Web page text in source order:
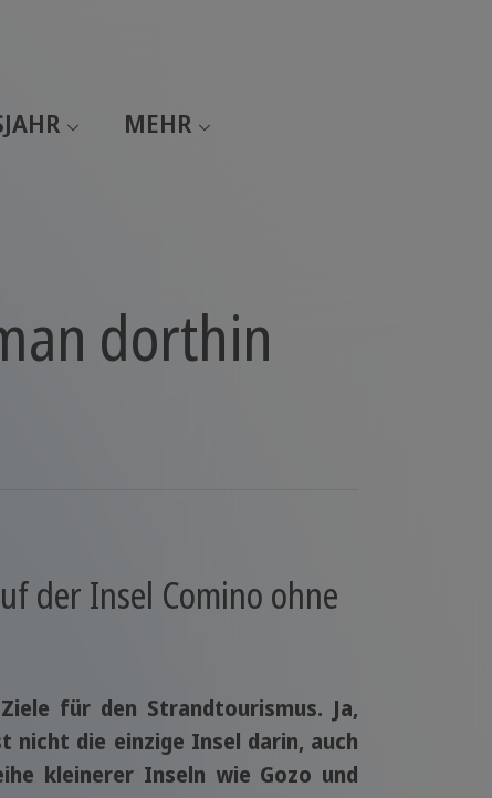
MEHR
dorthin
der Insel Comino ohne
für den Strandtourismus. Ja,
nicht die einzige Insel darin, auch
kleinerer Inseln wie Gozo und